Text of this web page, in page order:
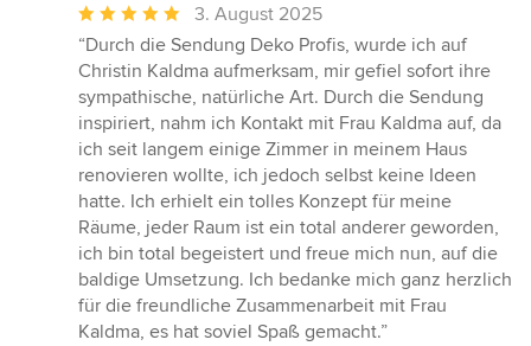
Durchschnittliche
Bewertung:
5
von
5
Sternen
3. August 2025
“Durch die Sendung Deko Profis, wurde ich auf
Christin Kaldma aufmerksam, mir gefiel sofort ihre
sympathische, natürliche Art. Durch die Sendung
inspiriert, nahm ich Kontakt mit Frau Kaldma auf, da
ich seit langem einige Zimmer in meinem Haus
renovieren wollte, ich jedoch selbst keine Ideen
hatte. Ich erhielt ein tolles Konzept für meine
Räume, jeder Raum ist ein total anderer geworden,
ich bin total begeistert und freue mich nun, auf die
baldige Umsetzung. Ich bedanke mich ganz herzlich
für die freundliche Zusammenarbeit mit Frau
Kaldma, es hat soviel Spaß gemacht.”